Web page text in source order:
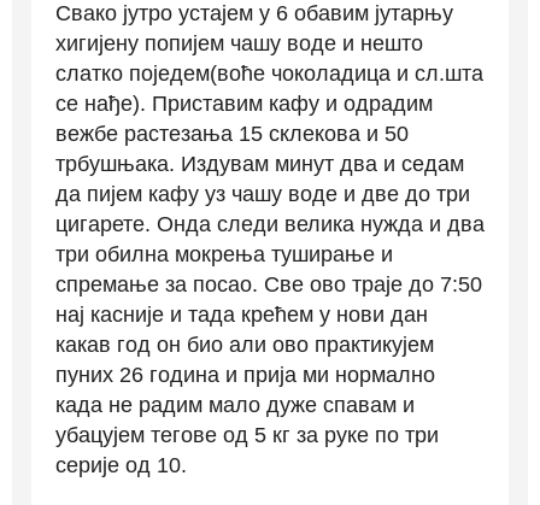
Свако јутро устајем у 6 обавим јутарњу
хигијену попијем чашу воде и нешто
слатко поједем(воће чоколадица и сл.шта
се нађе). Приставим кафу и одрадим
вежбе растезања 15 склекова и 50
трбушњака. Издувам минут два и седам
да пијем кафу уз чашу воде и две до три
цигарете. Онда следи велика нужда и два
три обилна мокрења туширање и
спремање за посао. Све ово траје до 7:50
нај касније и тада крећем у нови дан
какав год он био али ово практикујем
пуних 26 година и прија ми нормално
када не радим мало дуже спавам и
убацујем тегове од 5 кг за руке по три
серије од 10.